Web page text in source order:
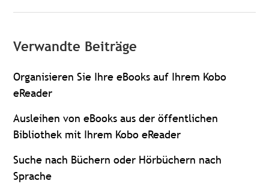
Verwandte Beiträge
Organisieren Sie Ihre eBooks auf Ihrem Kobo
eReader
Ausleihen von eBooks aus der öffentlichen
Bibliothek mit Ihrem Kobo eReader
Suche nach Büchern oder Hörbüchern nach
Sprache